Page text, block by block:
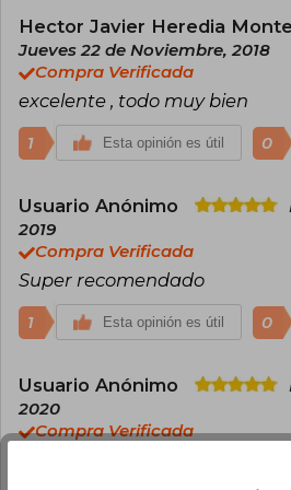
Su enfoque se
sustentada en
temas como la
la prosodia y la
Hector Javier Heredia
Jueves 22 de Noviembre, 2018
Compra Verificada
excelente , todo muy bien
1 Esta opinión es útil 0
Usuario Anónimo
2019
Compra Verificada
Super recomendado
1 Esta opinión es útil 0
Usuario Anónimo
2020
Compra Verificada
para mantenerse actualizado